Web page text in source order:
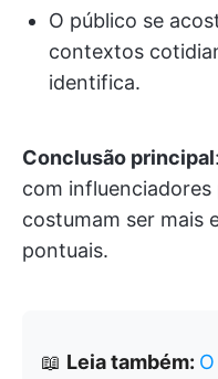
O público se
contextos
identifica.
Conclusão principal
com influenciadores
costumam ser mais
pontuais.
📖 Leia também: